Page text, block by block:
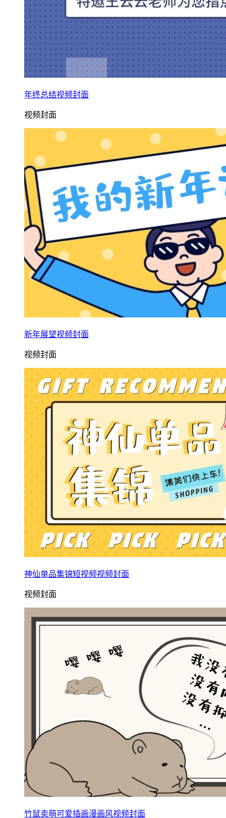
年终总结视频封面
视频封面
新年展望视频封面
视频封面
神仙单品集锦短视频视频封面
视频封面
竹鼠卖萌可爱插画漫画风视频封面